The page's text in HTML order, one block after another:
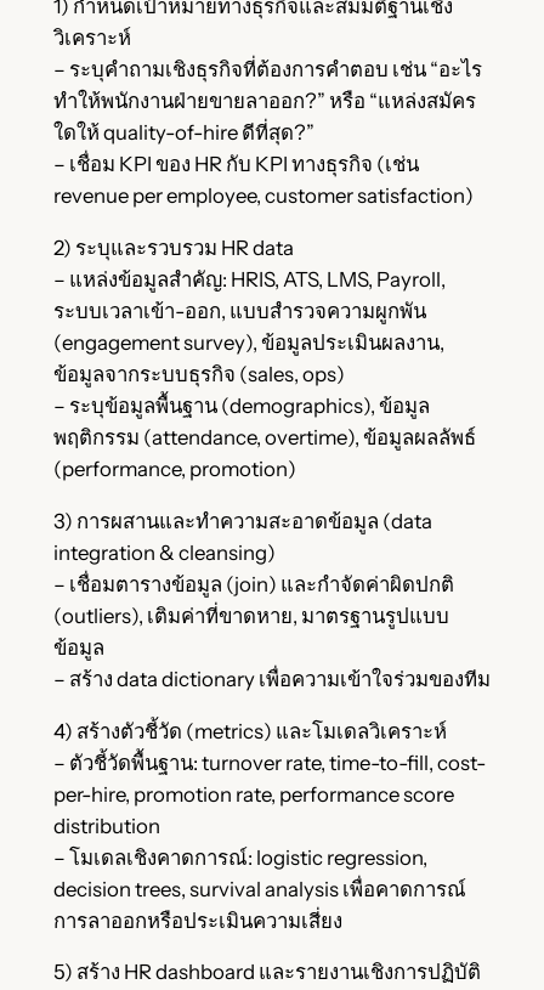
1) กำหนดเป้าหมายทางธุรกิจและสมมติฐานเชิง
วิเคราะห์
– ระบุคำถามเชิงธุรกิจที่ต้องการคำตอบ เช่น “อะไร
ทำให้พนักงานฝ่ายขายลาออก?” หรือ “แหล่งสมัคร
ใดให้ quality-of-hire ดีที่สุด?”
– เชื่อม KPI ของ HR กับ KPI ทางธุรกิจ (เช่น
revenue per employee, customer satisfaction)
2) ระบุและรวบรวม HR data
– แหล่งข้อมูลสำคัญ: HRIS, ATS, LMS, Payroll,
ระบบเวลาเข้า-ออก, แบบสำรวจความผูกพัน
(engagement survey), ข้อมูลประเมินผลงาน,
ข้อมูลจากระบบธุรกิจ (sales, ops)
– ระบุข้อมูลพื้นฐาน (demographics), ข้อมูล
พฤติกรรม (attendance, overtime), ข้อมูลผลลัพธ์
(performance, promotion)
3) การผสานและทำความสะอาดข้อมูล (data
integration & cleansing)
– เชื่อมตารางข้อมูล (join) และกำจัดค่าผิดปกติ
(outliers), เติมค่าที่ขาดหาย, มาตรฐานรูปแบบ
ข้อมูล
– สร้าง data dictionary เพื่อความเข้าใจร่วมของทีม
4) สร้างตัวชี้วัด (metrics) และโมเดลวิเคราะห์
– ตัวชี้วัดพื้นฐาน: turnover rate, time-to-fill, cost-
per-hire, promotion rate, performance score
distribution
– โมเดลเชิงคาดการณ์: logistic regression,
decision trees, survival analysis เพื่อคาดการณ์
การลาออกหรือประเมินความเสี่ยง
5) สร้าง HR dashboard และรายงานเชิงการปฏิบัติ